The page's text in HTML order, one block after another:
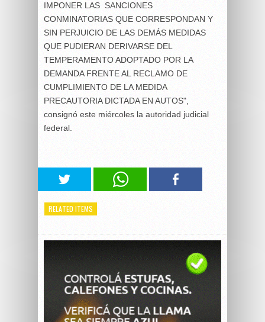
IMPONER LAS SANCIONES
CONMINATORIAS QUE CORRESPONDAN Y
SIN PERJUICIO DE LAS DEMÁS MEDIDAS
QUE PUDIERAN DERIVARSE DEL
TEMPERAMENTO ADOPTADO POR LA
DEMANDA FRENTE AL RECLAMO DE
CUMPLIMIENTO DE LA MEDIDA
PRECAUTORIA DICTADA EN AUTOS",
consignó este miércoles la autoridad judicial
federal.
RELATED ITEMS